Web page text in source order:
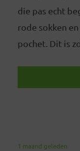
die pas echt
rode sokken
pochet. Dit is
1 maand geleden